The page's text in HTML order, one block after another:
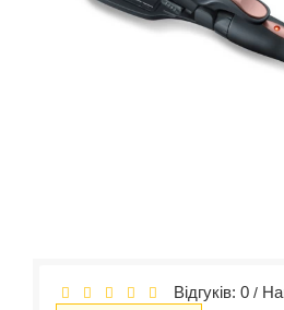
Відгуків: 0 /